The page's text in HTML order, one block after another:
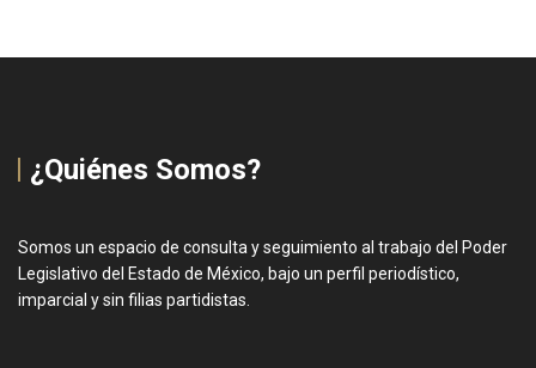
¿Quiénes Somos?
Somos un espacio de consulta y seguimiento al trabajo del Poder
Legislativo del Estado de México, bajo un perfil periodístico,
imparcial y sin filias partidistas.